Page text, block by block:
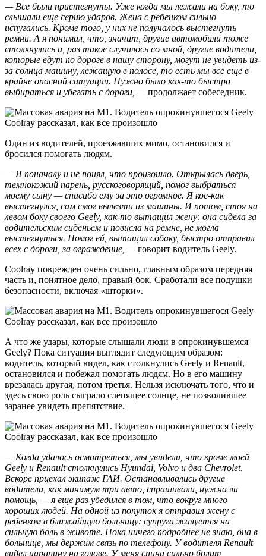
— Все были пристегнуты. Уже когда мы лежали на боку, то
слышали еще серию ударов. Жена с ребенком сильно
испугались. Кроме того, у них не получалось выстегнуть
ремни. А я понимал, что, значит, другие автомобили тоже
столкнулись и, раз такое случилось со мной, другие водители,
которые едут по дороге в нашу сторону, могут не увидеть из-
за солнца машину, лежащую в полосе, то есть мы все еще в
крайне опасной ситуации. Нужно было как-то быстро
выбираться и убегать с дороги, —продолжает собеседник.
Один из водителей, проезжавших мимо, остановился и
бросился помогать людям.
— Я поначалу и не понял, что произошло. Открылась дверь,
темнокожий парень, русскоговорящий, помог выбраться
моему сыну — спасибо ему за это огромное. Я кое-как
выстегнулся, сам смог вылезти из машины. И потом, стоя на
левом боку своего Geely, как-то вытащил жену: она сидела за
водительским сиденьем и повисла на ремне, не могла
выстегнуться. Помог ей, вытащил собаку, быстро отправил
всех с дороги, за ограждение, —говорит водитель Geely.
Coolray поврежден очень сильно, главным образом передняя
часть и, понятное дело, правый бок. Сработали все подушки
безопасности, включая «шторки».
А что же удары, которые слышали люди в опрокинувшемся
Geely? Пока ситуация выглядит следующим образом:
водитель, который видел, как столкнулись Geely и Renault,
остановился и побежал помогать людям. Но в его машину
врезалась другая, потом третья. Нельзя исключать того, что и
здесь свою роль сыграло слепящее солнце, не позволившее
заранее увидеть препятствие.
— Когда удалось осмотреться, мы увидели, что кроме моей
Geely и Renault столкнулись Hyundai, Volvo и два Chevrolet.
Вскоре приехал экипаж ГАИ. Останавливались другие
водители, как минимум три авто, спрашивали, нужна ли
помощь, — я еще раз убедился в том, что вокруг много
хороших людей. На одной из попуток я отправил жену с
ребенком в ближайшую больницу: супруга жалуется на
сильную боль в животе. Пока ничего подробнее не знаю, она в
больнице, мы держим связь по телефону. У водителя Renault
видел царапину на голове. У меня спина сильно болит,